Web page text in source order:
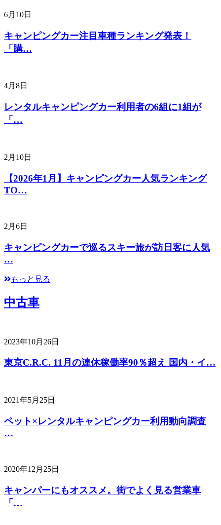
6月10日
キャンピングカー注目車種ランキング発表！
「購…
4月8日
レンタルキャンピングカー利用者の6組に1組が
「…
2月10日
【2026年1月】キャンピングカー人気ランキング
TO…
2月6日
キャンピングカーで巡るスキー旅が訪日客に人気
…
もっと見る
中古車
2023年10月26日
東京C.R.C. 11月の連休稼働率90％超え 国内・イ…
2021年5月25日
ペット×レンタルキャンピングカー利用動向調査
…
2020年12月25日
キャンパーにもオススメ。街でよく見る営業車
「…